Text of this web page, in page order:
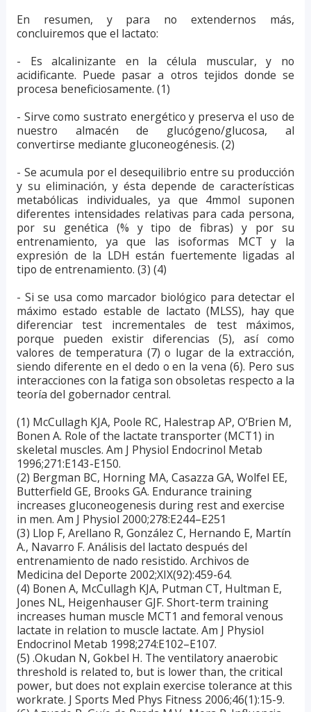
En resumen, y para no extendernos más,
concluiremos que el lactato:
- Es alcalinizante en la célula muscular, y no
acidificante. Puede pasar a otros tejidos donde se
procesa beneficiosamente. (1)
- Sirve como sustrato energético y preserva el uso de
nuestro almacén de glucógeno/glucosa, al
convertirse mediante gluconeogénesis. (2)
- Se acumula por el desequilibrio entre su producción
y su eliminación, y ésta depende de características
metabólicas individuales, ya que 4mmol suponen
diferentes intensidades relativas para cada persona,
por su genética (% y tipo de fibras) y por su
entrenamiento, ya que las isoformas MCT y la
expresión de la LDH están fuertemente ligadas al
tipo de entrenamiento. (3) (4)
- Si se usa como marcador biológico para detectar el
máximo estado estable de lactato (MLSS), hay que
diferenciar test incrementales de test máximos,
porque pueden existir diferencias (5), así como
valores de temperatura (7) o lugar de la extracción,
siendo diferente en el dedo o en la vena (6). Pero sus
interacciones con la fatiga son obsoletas respecto a la
teoría del gobernador central.
(1) McCullagh KJA, Poole RC, Halestrap AP, O’Brien M,
Bonen A. Role of the lactate transporter (MCT1) in
skeletal muscles. Am J Physiol Endocrinol Metab
1996;271:E143-E150.
(2) Bergman BC, Horning MA, Casazza GA, Wolfel EE,
Butterfield GE, Brooks GA. Endurance training
increases gluconeogenesis during rest and exercise
in men. Am J Physiol 2000;278:E244–E251
(3) Llop F, Arellano R, González C, Hernando E, Martín
A., Navarro F. Análisis del lactato después del
entrenamiento de nado resistido. Archivos de
Medicina del Deporte 2002;XIX(92):459-64.
(4) Bonen A, McCullagh KJA, Putman CT, Hultman E,
Jones NL, Heigenhauser GJF. Short-term training
increases human muscle MCT1 and femoral venous
lactate in relation to muscle lactate. Am J Physiol
Endocrinol Metab 1998;274:E102–E107.
(5) .Okudan N, Gokbel H. The ventilatory anaerobic
threshold is related to, but is lower than, the critical
power, but does not explain exercise tolerance at this
workrate. J Sports Med Phys Fitness 2006;46(1):15-9.